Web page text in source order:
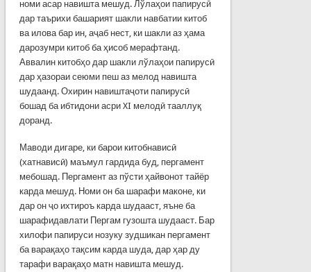
номи асар навишта мешуд. Лўлаҳои папирусӣ
дар таърихи башарият шакли навбатии китоб
ва илова бар ин, аҷаб нест, ки шакли аз ҳама
дарозумри ки­тоб ба ҳисоб мерафтанд.
Аввалин китобҳо дар шакли лўлаҳои папирусӣ
дар ҳазораи сеюми пеш аз мелод навишта
шудаанд. Охирин навиштаҷоти папирусӣ
бошад ба ибтидони асри XI мелодӣ тааллуқ
доранд.
Маводи дигаре, ки барои китобнависӣ
(хатнависӣ) маъмул гардида буд, пергамент
мебошад. Пергамент аз пўсти ҳайвонот тайёр
карда мешуд. Номи он ба шарафи маконе, ки
дар он ҷо ихтироъ карда шудааст, яъне ба
шарафидавлати Пергам гузошта шудааст. Бар
хилофи папируси нозуку зудшикан пергамент
ба варақаҳо тақсим карда шуда, дар ҳар ду
тарафи варақаҳо матн навишта мешуд.